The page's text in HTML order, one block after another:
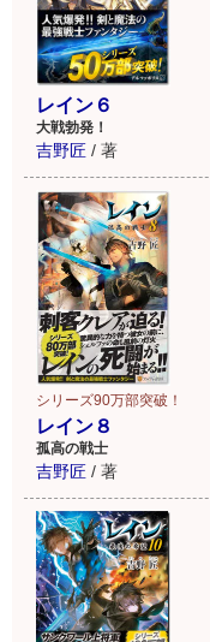
レイン６
大戦勃発！
吉野匠 / 著
シリーズ90万部突破！
レイン８
孤高の戦士
吉野匠 / 著